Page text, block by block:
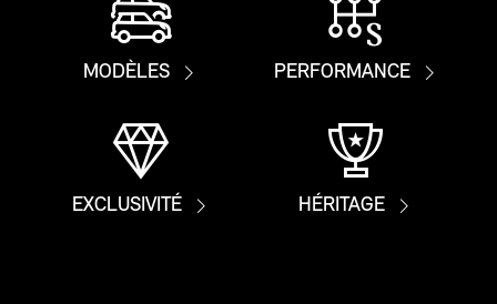
MODÈLES PERFORMANCE
EXCLUSIVITÉ HÉRITAGE